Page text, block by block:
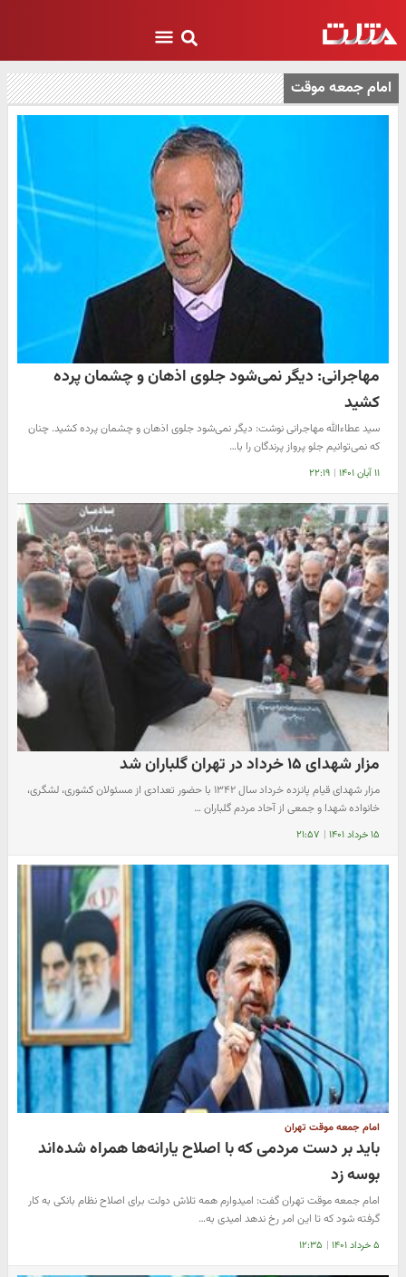
امام جمعه موقت
مهاجرانی: دیگر نمی‌شود جلوی اذهان و چشمان پرده
کشید
سید عطاءالله مهاجرانی نوشت: دیگر نمی‌شود جلوی اذهان و چشمان پرده کشید. چنان
که نمی‌توانیم جلو پرواز پرندگان را با…
۱۱ آبان ۱۴۰۱ | ۲۲:۱۹
مزار شهدای ۱۵ خرداد در تهران گلباران شد
مزار شهدای قیام پانزده خرداد سال ۱۳۴۲ با حضور تعدادی از مسئولان کشوری، لشگری،
خانواده شهدا و جمعی از آحاد مردم گلباران …
۱۵ خرداد ۱۴۰۱ | ۲۱:۵۷
امام جمعه موقت تهران
باید بر دست مردمی که با اصلاح یارانه‌ها همراه شده‌اند
بوسه زد
امام جمعه موقت تهران گفت: امیدوارم همه تلاش دولت برای اصلاح نظام بانکی به کار
گرفته شود که تا این امر رخ ندهد امیدی به…
۵ خرداد ۱۴۰۱ | ۱۲:۳۵